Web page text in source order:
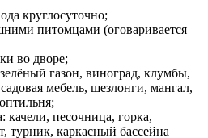
круглосуточно;
питомцами (оговаривается
во дворе;
газон, виноград, клумбы,
мебель, шезлонги, мангал,
качели, песочница, горка,
турник, каркасный бассейна